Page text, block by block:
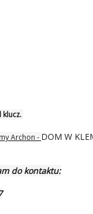
klucz.
Archon - DOM W
do kontaktu: